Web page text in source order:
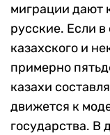
миграции дают
русские. Если в
казахского и
примерно
казахи
движется к
государства. В